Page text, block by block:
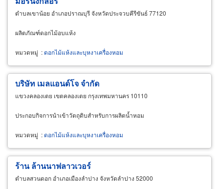
ตำบลเขาน้อย อำเภอปราณบุรี จังหวัดประจวบคีรีขันธ์ 77120
ผลิตภัณฑ์ดอกไม้อบแห้ง
หมวดหมู่ :ดอกไม้แห้งและบุหงาเครื่องหอม
บริษัท เมลแอนด์โจ จำกัด
แขวงคลองเตย เขตคลองเตย กรุงเทพมหานคร 10110
ประกอบกิจการนำเข้าวัตถุดิบสำหรับการผลิตน้ำหอม
หมวดหมู่ :ดอกไม้แห้งและบุหงาเครื่องหอม
ร้าน ล้านนาฟลาวเวอร์
ตำบลสวนดอก อำเภอเมืองลำปาง จังหวัดลำปาง 52000